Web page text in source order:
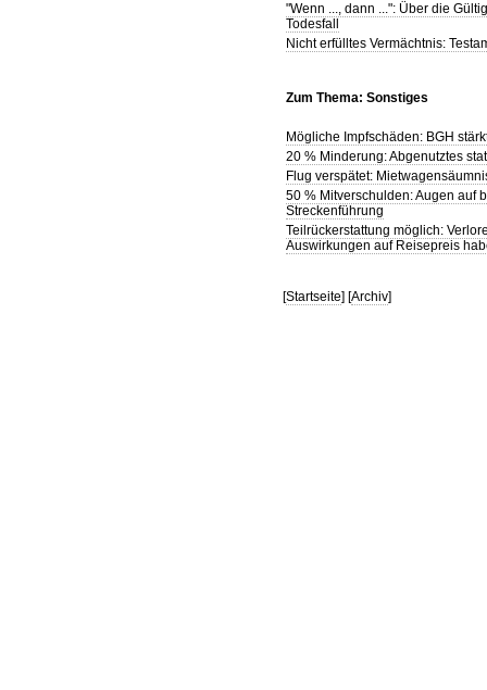
"Wenn ..., dann ...": Über die
Todesfall
Nicht erfülltes Vermächtnis:
Zum Thema: Sonstiges
Mögliche Impfschäden: BGH
20 % Minderung: Abgenutztes
Flug verspätet:
50 % Mitverschulden: Augen auf
Streckenführung
Teilrückerstattung möglich:
Auswirkungen auf Reisepreis
[Startseite] [Archiv]